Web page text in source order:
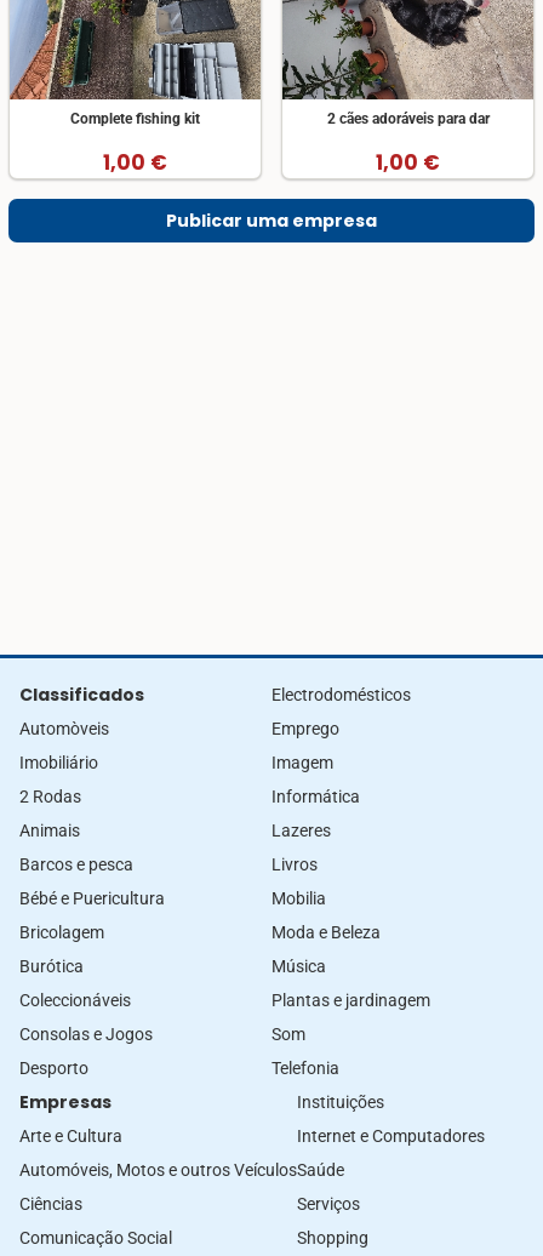
Complete fishing kit
1,00 €
2 cães adoráveis para dar
1,00 €
Publicar uma empresa
Classificados
Automòveis
Imobiliário
2 Rodas
Animais
Barcos e pesca
Bébé e Puericultura
Bricolagem
Burótica
Coleccionáveis
Consolas e Jogos
Desporto
Electrodomésticos
Emprego
Imagem
Informática
Lazeres
Livros
Mobilia
Moda e Beleza
Música
Plantas e jardinagem
Som
Telefonia
Empresas
Arte e Cultura
Automóveis, Motos e outros Veículos
Ciências
Comunicação Social
Instituições
Internet e Computadores
Saúde
Serviços
Shopping